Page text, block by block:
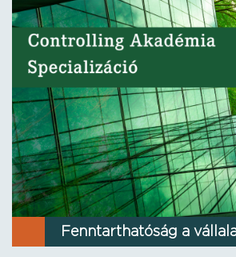
Fenntarthatóság a